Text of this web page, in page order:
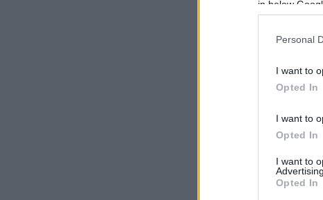
in below
Personal
I want to
Opted In
I want to
Opted In
I want to
Advertising.
Opted In